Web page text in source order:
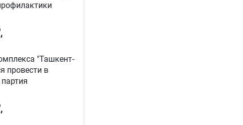
"Ташкент-
провести в